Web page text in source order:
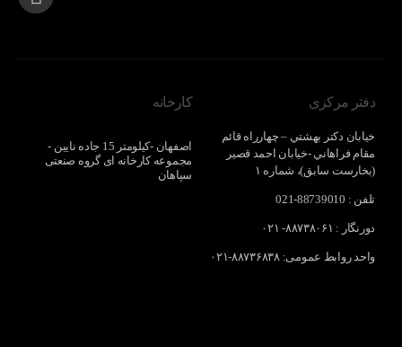
دفتر مرکزی
خيابان دکتر بهشتي – چهارراه قائم
مقام فراهاني -خيابان احمد قصير
(بخارست سابق)، شماره ۱
تلفن : 88739010-021
دورنگار : ۸۸۷۳۸۰۶۱- ۰۲۱
واحد روابط عمومی: ۸۸۷۳۶۸۳۸-۰۲۱
کارخانه
اصفهان -کيلومتر 15 جاده نايين -
مجموعه کارخانه ای گروه صنعتی
سپاهان